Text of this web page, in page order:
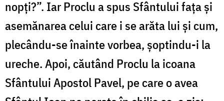
nopți?”. Iar Proclu a spus Sfântului fața și
asemănarea celui care i se arăta lui și cum,
plecându-se înainte vorbea, șoptindu-i la
ureche. Apoi, căutând Proclu la icoana
Sfântului Apostol Pavel, pe care o avea